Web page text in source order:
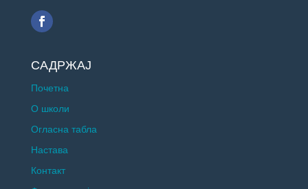
САДРЖАЈ
Почетна
О школи
Огласна табла
Настава
Контакт